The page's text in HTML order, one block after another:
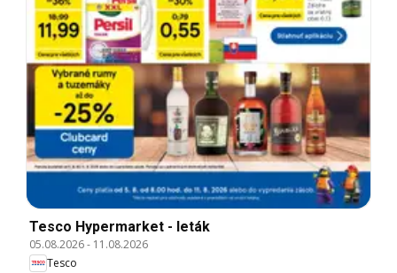
Tesco Hypermarket - leták
05.08.2026- 11.08.2026
Tesco